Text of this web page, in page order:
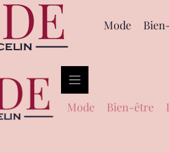
Mode
Mode Bien-être